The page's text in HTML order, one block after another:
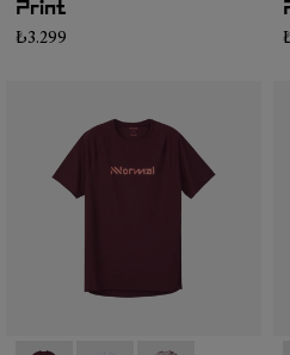
Print
₺3.299